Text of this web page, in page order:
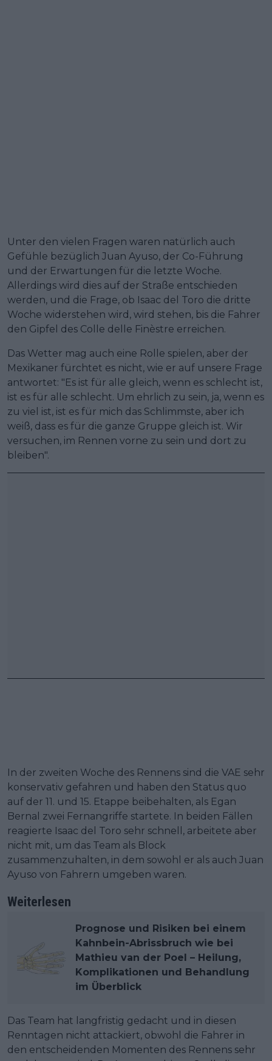
Unter den vielen Fragen waren natürlich auch
Gefühle bezüglich Juan Ayuso, der Co-Führung
und der Erwartungen für die letzte Woche.
Allerdings wird dies auf der Straße entschieden
werden, und die Frage, ob Isaac del Toro die dritte
Woche widerstehen wird, wird stehen, bis die Fahrer
den Gipfel des Colle delle Finèstre erreichen.
Das Wetter mag auch eine Rolle spielen, aber der
Mexikaner fürchtet es nicht, wie er auf unsere Frage
antwortet: "Es ist für alle gleich, wenn es schlecht ist,
ist es für alle schlecht. Um ehrlich zu sein, ja, wenn es
zu viel ist, ist es für mich das Schlimmste, aber ich
weiß, dass es für die ganze Gruppe gleich ist. Wir
versuchen, im Rennen vorne zu sein und dort zu
bleiben".
In der zweiten Woche des Rennens sind die VAE sehr
konservativ gefahren und haben den Status quo
auf der 11. und 15. Etappe beibehalten, als Egan
Bernal zwei Fernangriffe startete. In beiden Fällen
reagierte Isaac del Toro sehr schnell, arbeitete aber
nicht mit, um das Team als Block
zusammenzuhalten, in dem sowohl er als auch Juan
Ayuso von Fahrern umgeben waren.
Weiterlesen
Prognose und Risiken bei einem
Kahnbein-Abrissbruch wie bei
Mathieu van der Poel – Heilung,
Komplikationen und Behandlung
im Überblick
Das Team hat langfristig gedacht und in diesen
Renntagen nicht attackiert, obwohl die Fahrer in
den entscheidenden Momenten des Rennens sehr